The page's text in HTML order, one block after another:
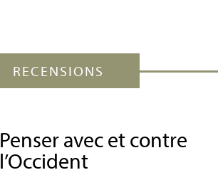
RECENSIONS
Penser avec et contre
l’Occident